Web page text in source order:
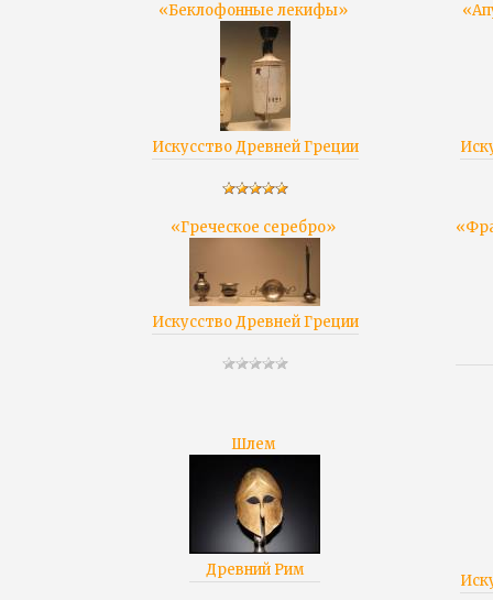
«Беклофонные лекифы»
Искусство Древней Греции
«Греческое серебро»
Искусство Древней Греции
Шлем
Древний Рим